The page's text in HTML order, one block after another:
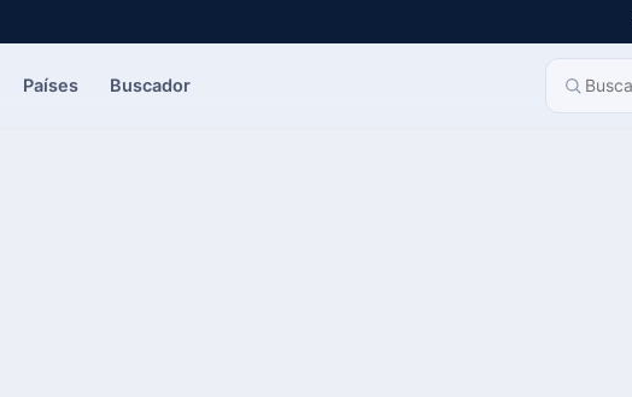
Países Buscador